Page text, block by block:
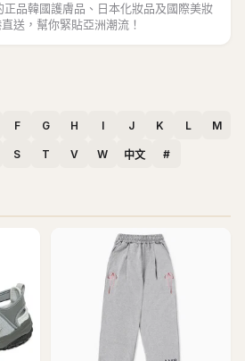
品韓國護膚品、日本化妝品及國際美妝
送，幫你緊貼亞洲潮流！
F G H I J K L M
S T V W 中文 #